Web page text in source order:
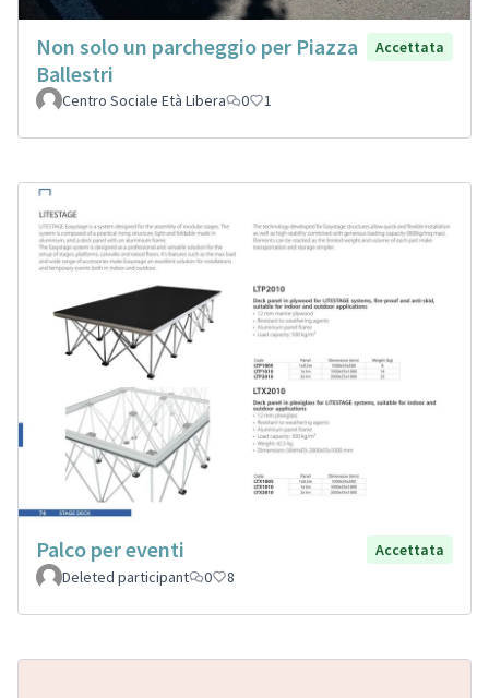
Non solo un parcheggio per Piazza
Ballestri
Accettata
Centro Sociale Età Libera 0 1
Palco per eventi
Accettata
Deleted participant
0 8